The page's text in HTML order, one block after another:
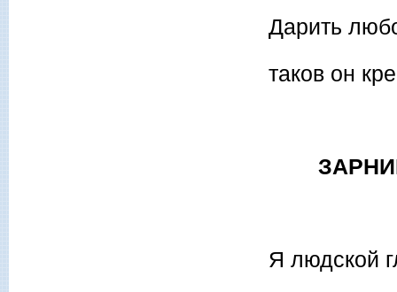
Дарить
таков он
Я людской